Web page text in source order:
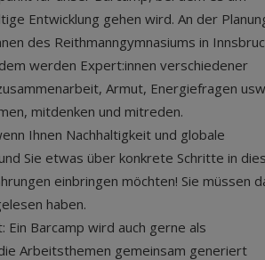
Entwicklung gehen wird. An der
des Reithmanngymnasiums in
werden Expert:innen verschiedener
Armut, Energiefragen
mitdenken und mitreden.
Ihnen Nachhaltigkeit und globale
Sie etwas über konkrete Schritte in
einbringen möchten! Sie müssen
haben.
Ein Barcamp wird auch gerne als
Arbeitsthemen gemeinsam generiert